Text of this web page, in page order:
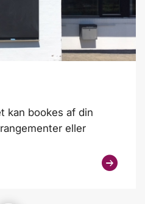
kan bookes af din
eller